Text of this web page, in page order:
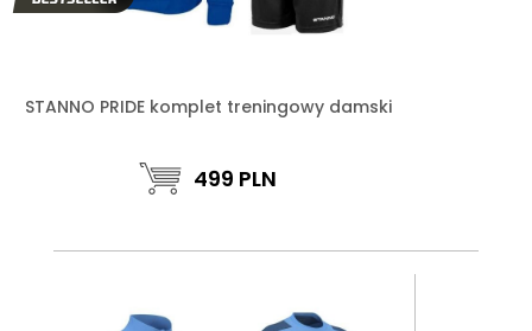
STANNO PRIDE komplet treningowy damski
499 PLN